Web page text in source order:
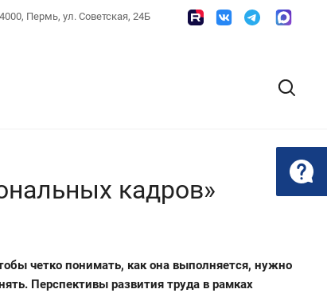
Пермь, ул. Советская, 24Б
кадров»
четко понимать, как она выполняется, нужно
Перспективы развития труда в рамках